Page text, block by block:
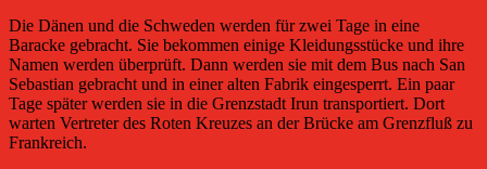
Die Dänen und die Schweden werden für zwei Tage in eine
Baracke gebracht. Sie bekommen einige Kleidungsstücke und ihre
Namen werden überprüft. Dann werden sie mit dem Bus nach San
Sebastian gebracht und in einer alten Fabrik eingesperrt. Ein paar
Tage später werden sie in die Grenzstadt Irun transportiert. Dort
warten Vertreter des Roten Kreuzes an der Brücke am Grenzfluß zu
Frankreich.